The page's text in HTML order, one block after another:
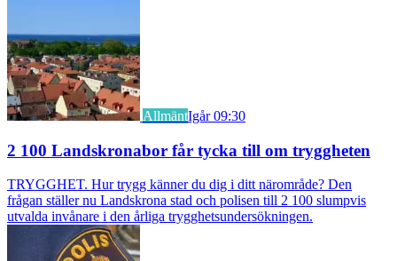
AllmäntIgår 09:30
2 100 Landskronabor får tycka till om tryggheten
TRYGGHET. Hur trygg känner du dig i ditt närområde? Den
frågan ställer nu Landskrona stad och polisen till 2 100 slumpvis
utvalda invånare i den årliga trygghetsundersökningen.